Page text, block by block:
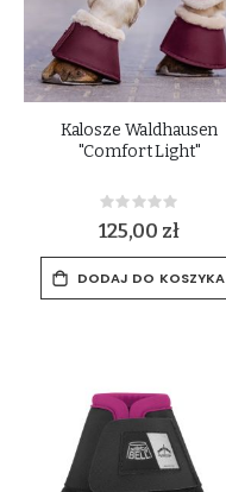
Kalosze Waldhausen
"Comfort Light"
Rating:
0%
125,00 zł
DODAJ DO KOSZYKA